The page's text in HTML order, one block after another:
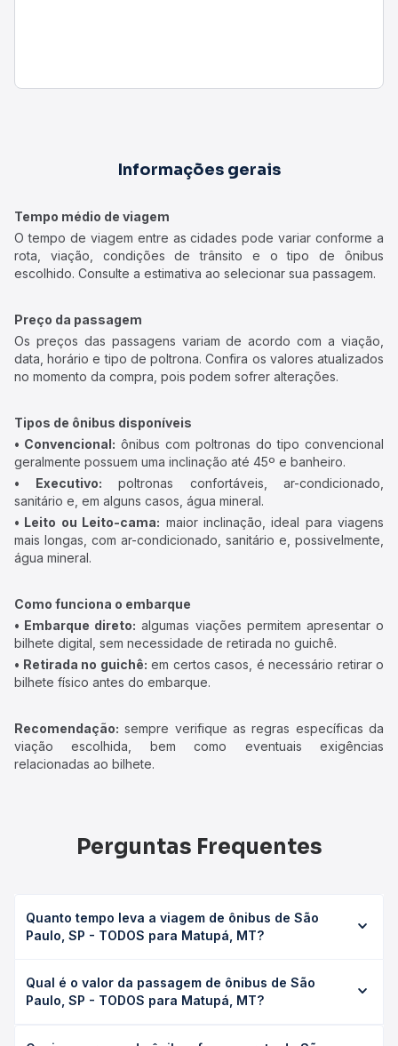
Informações gerais
Tempo médio de viagem
O tempo de viagem entre as cidades pode variar conforme a
rota, viação, condições de trânsito e o tipo de ônibus
escolhido. Consulte a estimativa ao selecionar sua passagem.
Preço da passagem
Os preços das passagens variam de acordo com a viação,
data, horário e tipo de poltrona. Confira os valores atualizados
no momento da compra, pois podem sofrer alterações.
Tipos de ônibus disponíveis
• Convencional: ônibus com poltronas do tipo convencional
geralmente possuem uma inclinação até 45º e banheiro.
• Executivo: poltronas confortáveis, ar-condicionado,
sanitário e, em alguns casos, água mineral.
• Leito ou Leito-cama: maior inclinação, ideal para viagens
mais longas, com ar-condicionado, sanitário e, possivelmente,
água mineral.
Como funciona o embarque
• Embarque direto: algumas viações permitem apresentar o
bilhete digital, sem necessidade de retirada no guichê.
• Retirada no guichê: em certos casos, é necessário retirar o
bilhete físico antes do embarque.
Recomendação: sempre verifique as regras específicas da
viação escolhida, bem como eventuais exigências
relacionadas ao bilhete.
Perguntas Frequentes
Quanto tempo leva a viagem de ônibus de São
Paulo, SP - TODOS para Matupá, MT?
Matupá, MT leva em média 45h 15min, podendo variar
conforme a viação, o tipo de serviço (convencional,
Qual é o valor da passagem de ônibus de São
Paulo, SP - TODOS para Matupá, MT?